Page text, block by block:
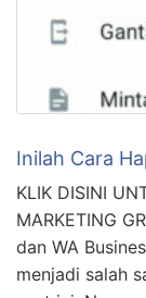
Inilah Cara
KLIK DISINI
MARKETING
dan WA
menjadi salah